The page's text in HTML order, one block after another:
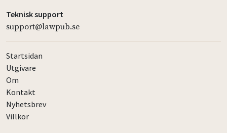
Teknisk support
support@lawpub.se
Startsidan
Utgivare
Om
Kontakt
Nyhetsbrev
Villkor